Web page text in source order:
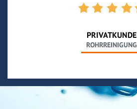
PRIVATKUNDE
ROHRREINIGUNG